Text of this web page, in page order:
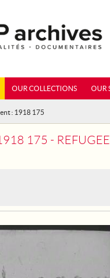
OUR COLLECTIONS OUR
: 1918 175
175 -